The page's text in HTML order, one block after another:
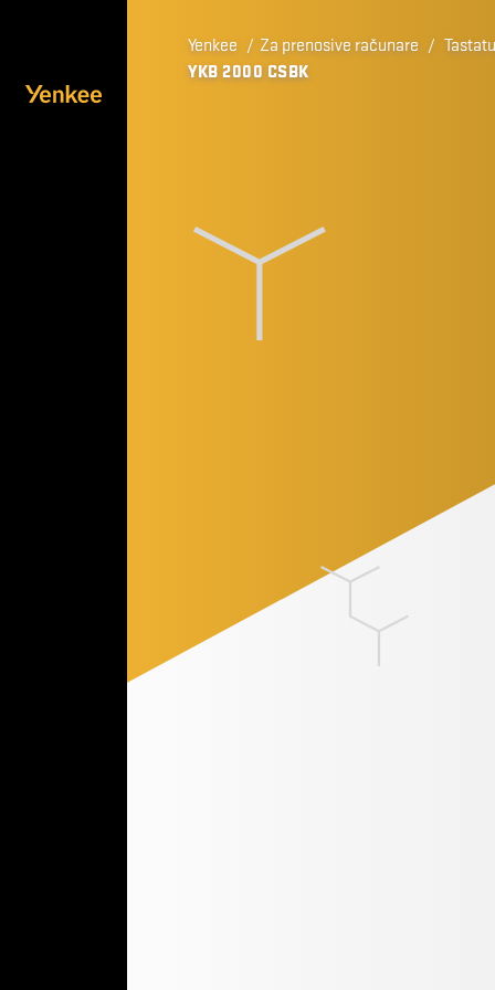
Yenkee / Za prenosive računare /
YKB 2000 CSBK